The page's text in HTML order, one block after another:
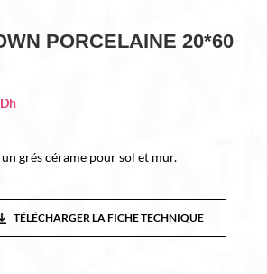
PORCELAINE 20*60
Dh
grés cérame pour sol et mur.
TÉLÉCHARGER LA FICHE TECHNIQUE